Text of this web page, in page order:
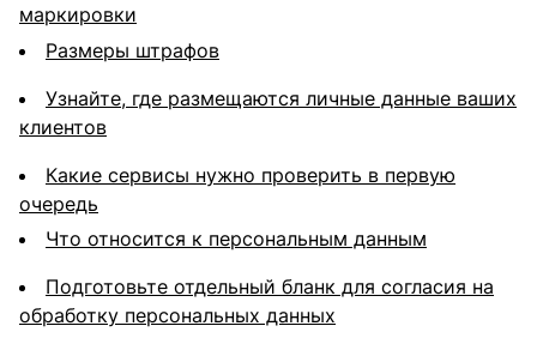
маркировки
Размеры штрафов
Узнайте, где размещаются личные данные ваших
клиентов
Какие сервисы нужно проверить в первую
очередь
Что относится к персональным данным
Подготовьте отдельный бланк для согласия на
обработку персональных данных